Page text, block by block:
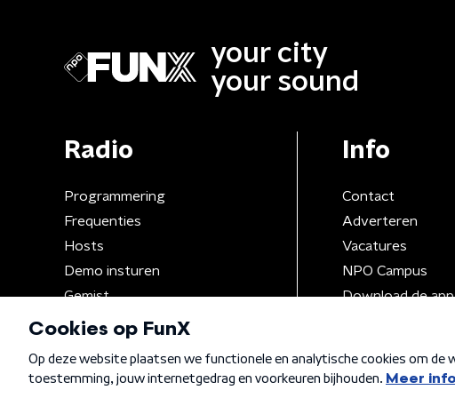
your city
your sound
Radio
Programmering
Frequenties
Hosts
Demo insturen
Gemist
Info
Contact
Adverteren
Vacatures
NPO Campus
Download de app
Algemene voorwaarden Privacybeleid